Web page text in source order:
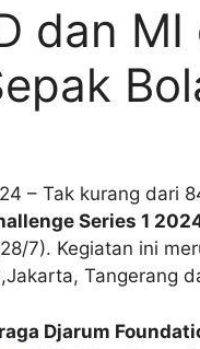
dan
– Tak kurang dari
Series 1
7). Kegiatan ini
Tangerang
Djarum